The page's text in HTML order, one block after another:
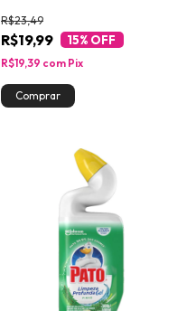
R$19,99
R$23,49
15% OFF
R$19,39 com Pix